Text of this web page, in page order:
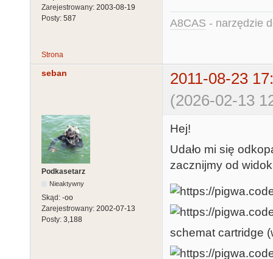
Zarejestrowany: 2003-08-19
Posty: 587 A8CAS - narzędzie
Strona
seban
2011-08-23
(2026-02-13
Podkasetarz
Nieaktywny
Skąd: -oo
Zarejestrowany: 2002-07-13
Posty: 3,188
Hej!
Udało mi się
zacznijmy od
schemat cartridge